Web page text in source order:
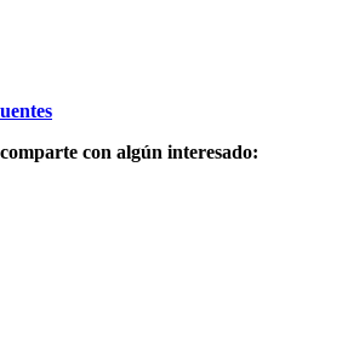
con algún interesado: